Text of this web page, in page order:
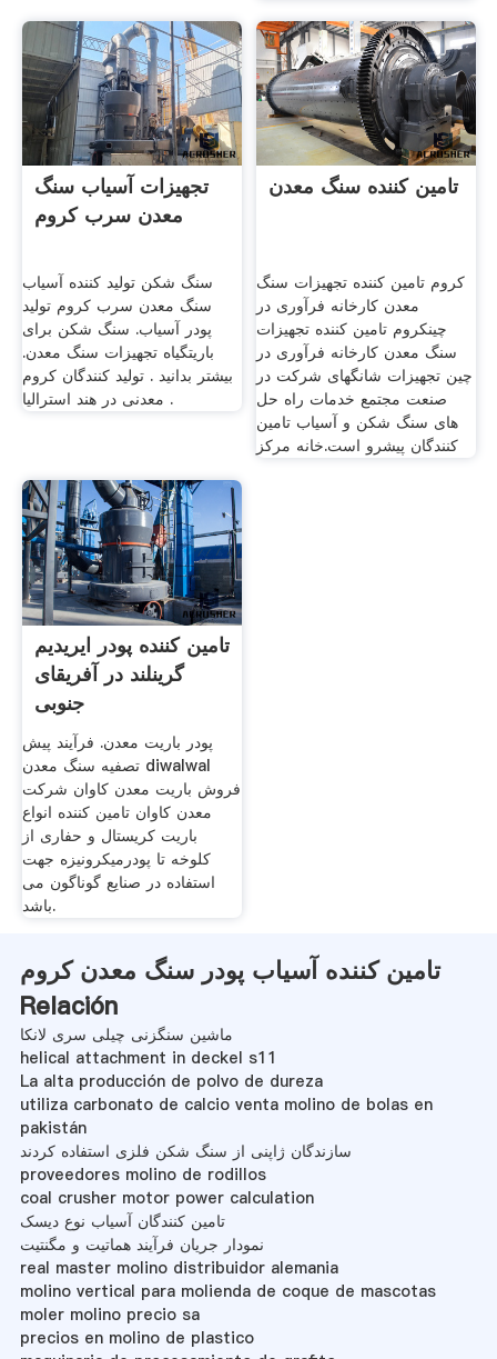
تجهیزات آسیاب سنگ
معدن سرب کروم
سنگ شکن تولید کننده آسیاب
سنگ معدن سرب کروم تولید
پودر آسیاب. سنگ شکن برای
باریتگیاه تجهیزات سنگ معدن.
بیشتر بدانید . تولید کنندگان کروم
معدنی در هند استرالیا .
تامین کننده سنگ معدن
کروم تامین کننده تجهیزات سنگ
معدن کارخانه فرآوری در
چینکروم تامین کننده تجهیزات
سنگ معدن کارخانه فرآوری در
چین تجهیزات شانگهای شرکت در
صنعت مجتمع خدمات راه حل
های سنگ شکن و آسیاب تامین
کنندگان پیشرو است.خانه مرکز
تامین کننده پودر ایریدیم
گرینلند در آفریقای
جنوبی
پودر باریت معدن. فرآیند پیش
تصفیه سنگ معدن diwalwal
فروش باریت معدن کاوان شرکت
معدن کاوان تامین کننده انواع
باریت کریستال و حفاری از
کلوخه تا پودرمیکرونیزه جهت
استفاده در صنایع گوناگون می
باشد.
تامین کننده آسیاب پودر سنگ معدن کروم
Relación
ماشین سنگزنی چیلی سری لانکا
helical attachment in deckel s11
La alta producción de polvo de dureza
utiliza carbonato de calcio venta molino de bolas en
pakistán
سازندگان ژاپنی از سنگ شکن فلزی استفاده کردند
proveedores molino de rodillos
coal crusher motor power calculation
تامین کنندگان آسیاب نوع دیسک
نمودار جریان فرآیند هماتیت و مگنتیت
real master molino distribuidor alemania
molino vertical para molienda de coque de mascotas
moler molino precio sa
precios en molino de plastico